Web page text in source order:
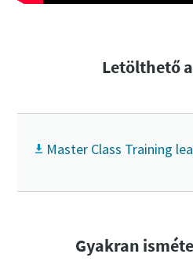
Letölthető
Master Class Training
Gyakran